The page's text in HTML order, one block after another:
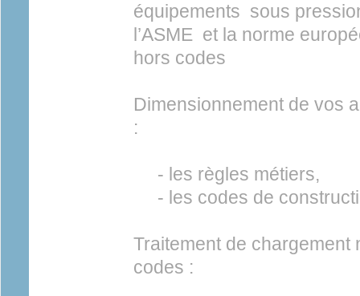
équipements sous
l’ASME et la norme
hors codes
Dimensionnement de vos
:
- les règles métiers,
- les codes de
Traitement de chargement
codes :